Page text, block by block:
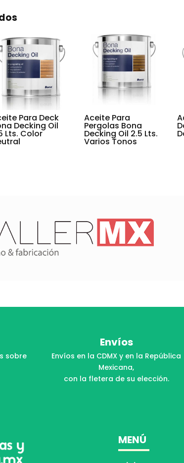
Para Deck
Decking Oil
Lts. Color
Aceite Para
Pergolas Bona
Decking Oil 2.5 Lts.
Varios Tonos
sobre
Envíos
Envíos en la CDMX y en la República
Mexicana,
con la fletera de su elección.
MENÚ